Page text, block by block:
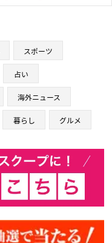
スポーツ
占い
海外ニュース
暮らし グルメ